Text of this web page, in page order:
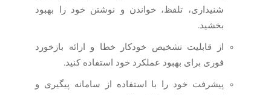
شنیداری، تلفظ، خواندن و نوشتن خود را بهبود
بخشید.
از قابلیت تشخیص خودکار خطا و ارائه بازخورد
فوری برای بهبود عملکرد خود استفاده کنید.
پیشرفت خود را با استفاده از سامانه پیگیری و